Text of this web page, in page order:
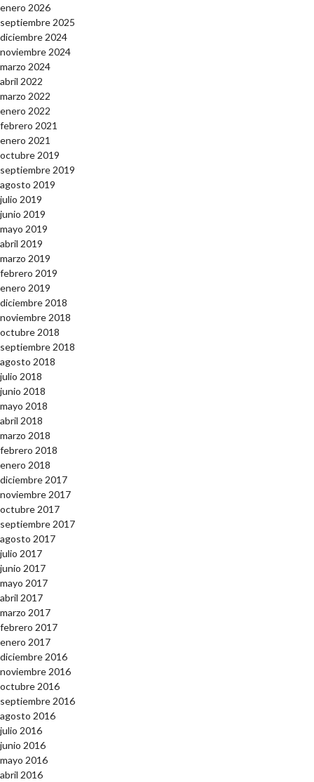
enero 2026
septiembre 2025
diciembre 2024
noviembre 2024
marzo 2024
abril 2022
marzo 2022
enero 2022
febrero 2021
enero 2021
octubre 2019
septiembre 2019
agosto 2019
julio 2019
junio 2019
mayo 2019
abril 2019
marzo 2019
febrero 2019
enero 2019
diciembre 2018
noviembre 2018
octubre 2018
septiembre 2018
agosto 2018
julio 2018
junio 2018
mayo 2018
abril 2018
marzo 2018
febrero 2018
enero 2018
diciembre 2017
noviembre 2017
octubre 2017
septiembre 2017
agosto 2017
julio 2017
junio 2017
mayo 2017
abril 2017
marzo 2017
febrero 2017
enero 2017
diciembre 2016
noviembre 2016
octubre 2016
septiembre 2016
agosto 2016
julio 2016
junio 2016
mayo 2016
abril 2016